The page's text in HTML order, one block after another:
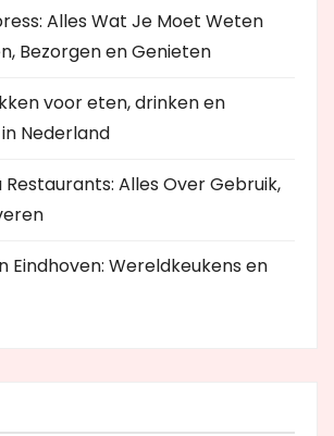
Alles Wat Je Moet Weten
Bezorgen en Genieten
voor eten, drinken en
Nederland
Restaurants: Alles Over Gebruik,
Eindhoven: Wereldkeukens en